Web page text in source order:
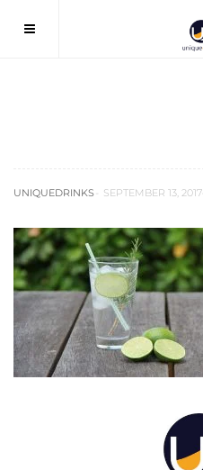
UNIQUEDRINKS SEPTEMBER 13, 2017